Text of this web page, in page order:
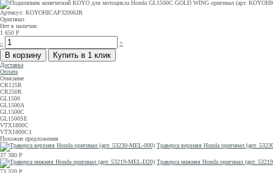
Артикул: KOYOHICAP32006JR
Оригинал
Нет в наличии
1 650 Р
–
+
Доставка
Оплата
Описание
CR125R
CR250R
GL1500
GL1500A
GL1500C
GL1500SE
VTX1800C
VTX1800C1
Похожие предложения
Траверса верхняя Honda оригинал (арт.
37 380 Р
Траверса нижняя Honda оригинал (арт.
73 320 Р